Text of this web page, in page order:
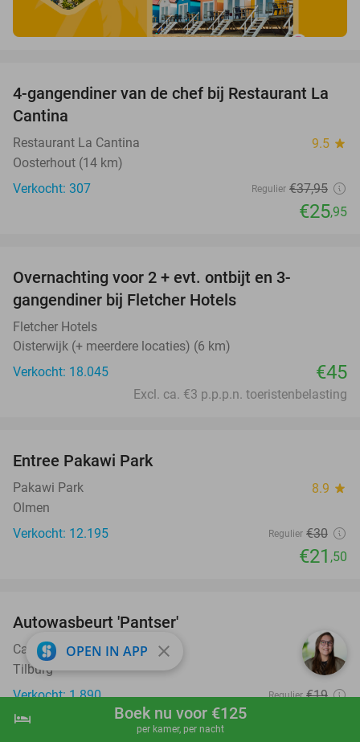
shopping_cart Boek nu
hotel Boek nu voor €125
per kamer, per nacht
32%
4-gangendiner van de chef bij Restaurant La
Cantina
Restaurant La Cantina 9.5 star
Oosterhout (14 km)
Verkocht: 307
Regulier €37,95
€25,95
Overnachting voor 2 + evt. ontbijt en 3-
gangendiner bij Fletcher Hotels
Fletcher Hotels
Oisterwijk (+ meerdere locaties) (6 km)
Verkocht: 18.045
€45
Excl. ca. €3 p.p.p.n. toeristenbelasting
Entree Pakawi Park
Pakawi Park 8.9 star
Olmen
Verkocht: 12.195
Regulier €30
€21 ,50
45%
Autowasbeurt 'Pantser'
Carwash Tilburg 9.3star
Tilburg
Verkocht: 1.890
Regulier €19
OPEN IN APP close